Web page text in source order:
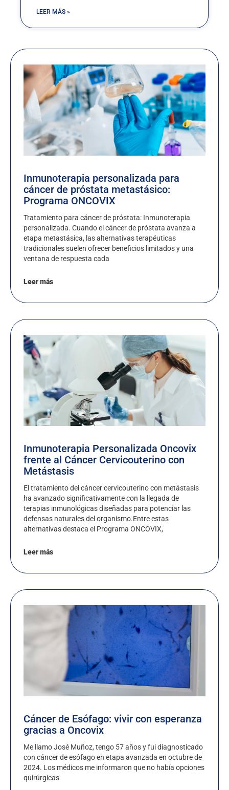
LEER MÁS »
Inmunoterapia personalizada para
cáncer de próstata metastásico:
Programa ONCOVIX
Tratamiento para cáncer de próstata: Inmunoterapia
personalizada. Cuando el cáncer de próstata avanza a
etapa metastásica, las alternativas terapéuticas
tradicionales suelen ofrecer beneficios limitados y una
ventana de respuesta cada
Leer más
Inmunoterapia Personalizada Oncovix
frente al Cáncer Cervicouterino con
Metástasis
El tratamiento del cáncer cervicouterino con metástasis
ha avanzado significativamente con la llegada de
terapias inmunológicas diseñadas para potenciar las
defensas naturales del organismo.Entre estas
alternativas destaca el Programa ONCOVIX,
Leer más
Cáncer de Esófago: vivir con esperanza
gracias a Oncovix
Me llamo José Muñoz, tengo 57 años y fui diagnosticado
con cáncer de esófago en etapa avanzada en octubre de
2024. Los médicos me informaron que no había opciones
quirúrgicas